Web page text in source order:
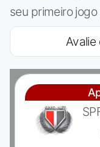
seu primeiro